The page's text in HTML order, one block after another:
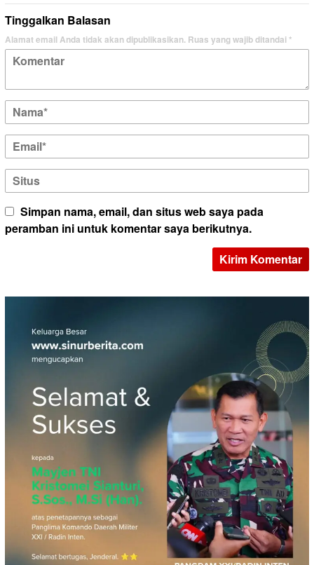
Tinggalkan Balasan
Alamat email Anda tidak akan dipublikasikan. Ruas yang wajib ditandai*
Simpan nama, email, dan situs web saya pada
peramban ini untuk komentar saya berikutnya.